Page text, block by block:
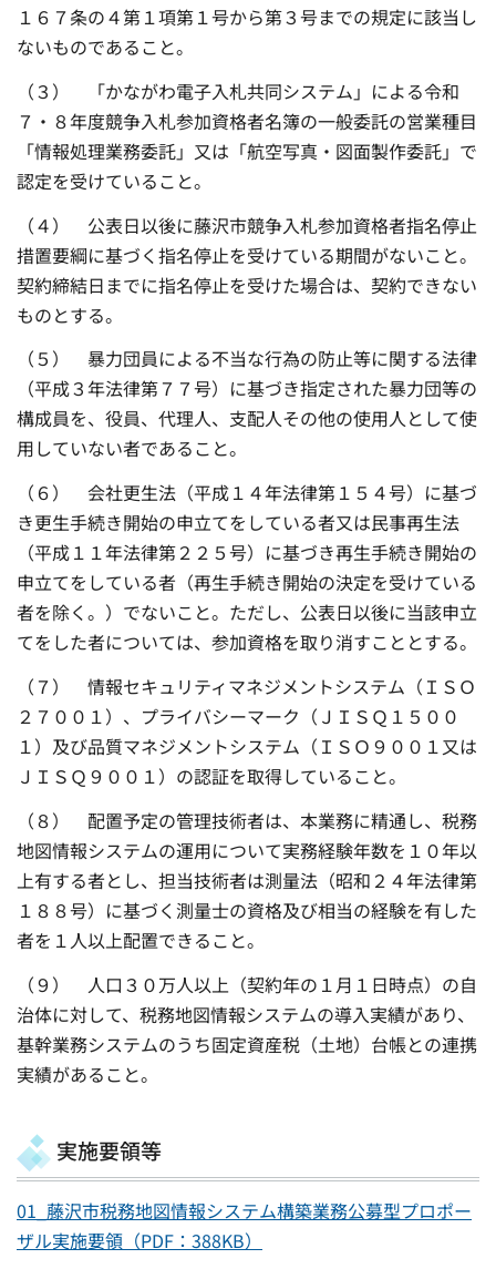
１６７条の４第１項第１号から第３号までの規定に該当し
ないものであること。
（３） 「かながわ電子入札共同システム」による令和
７・８年度競争入札参加資格者名簿の一般委託の営業種目
「情報処理業務委託」又は「航空写真・図面製作委託」で
認定を受けていること。
（４） 公表日以後に藤沢市競争入札参加資格者指名停止
措置要綱に基づく指名停止を受けている期間がないこと。
契約締結日までに指名停止を受けた場合は、契約できない
ものとする。
（５） 暴力団員による不当な行為の防止等に関する法律
（平成３年法律第７７号）に基づき指定された暴力団等の
構成員を、役員、代理人、支配人その他の使用人として使
用していない者であること。
（６） 会社更生法（平成１４年法律第１５４号）に基づ
き更生手続き開始の申立てをしている者又は民事再生法
（平成１１年法律第２２５号）に基づき再生手続き開始の
申立てをしている者（再生手続き開始の決定を受けている
者を除く。）でないこと。ただし、公表日以後に当該申立
てをした者については、参加資格を取り消すこととする。
（７） 情報セキュリティマネジメントシステム（ＩＳＯ
２７００１）、プライバシーマーク（ＪＩＳＱ１５００
１）及び品質マネジメントシステム（ＩＳＯ９００１又は
ＪＩＳＱ９００１）の認証を取得していること。
（８） 配置予定の管理技術者は、本業務に精通し、税務
地図情報システムの運用について実務経験年数を１０年以
上有する者とし、担当技術者は測量法（昭和２４年法律第
１８８号）に基づく測量士の資格及び相当の経験を有した
者を１人以上配置できること。
（９） 人口３０万人以上（契約年の１月１日時点）の自
治体に対して、税務地図情報システムの導入実績があり、
基幹業務システムのうち固定資産税（土地）台帳との連携
実績があること。
実施要領等
01_藤沢市税務地図情報システム構築業務公募型プロポー
ザル実施要領（PDF：388KB）